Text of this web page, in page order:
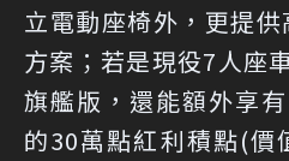
立電動座椅外，更提
方案；若是現役7人座
旗艦版，還能額外享
的30萬點紅利積點(價